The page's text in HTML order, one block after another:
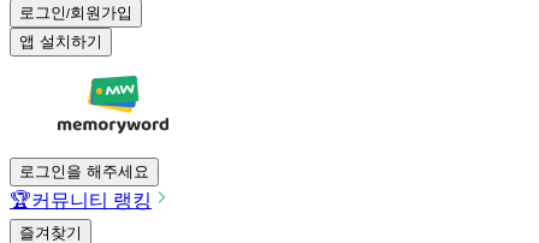
로그인/회원가입
앱 설치하기
로그인을 해주세요
🏆커뮤니티 랭킹
즐겨찾기